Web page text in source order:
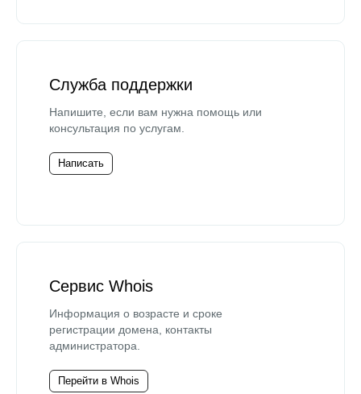
Служба поддержки
Напишите, если вам нужна помощь или
консультация по услугам.
Написать
Сервис Whois
Информация о возрасте и сроке
регистрации домена, контакты
администратора.
Перейти в Whois